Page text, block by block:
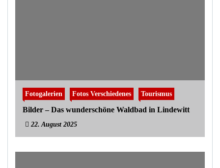
Fotogalerien Fotos Verschiedenes Tourismus
Bilder – Das wunderschöne Waldbad in Lindewitt
22. August 2025